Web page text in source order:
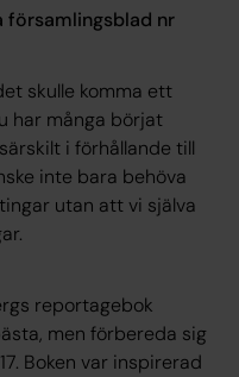
församlingsblad nr
skulle komma ett
har många börjat
i förhållande till
inte bara behöva
utan att vi själva
reportagebok
men förbereda sig
Boken var inspirerad